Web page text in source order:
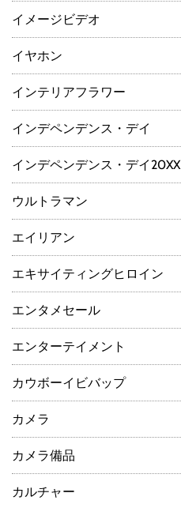
イメージビデオ
イヤホン
インテリアフラワー
インデペンデンス・デイ
インデペンデンス・デイ20XX
ウルトラマン
エイリアン
エキサイティングヒロイン
エンタメセール
エンターテイメント
カウボーイビバップ
カメラ
カメラ備品
カルチャー